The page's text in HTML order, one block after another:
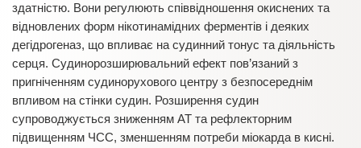
здатністю. Вони регулюють співвідношення окиснених та
відновлених форм нікотинамідних ферментів і деяких
дегідрогеназ, що впливає на судинний тонус та діяльність
серця. Судинорозширювальний ефект пов’язаний з
пригніченням судинорухового центру з безпосереднім
впливом на стінки судин. Розширення судин
супроводжується зниженням АТ та рефлекторним
підвищенням ЧСС, зменшенням потреби міокарда в кисні.